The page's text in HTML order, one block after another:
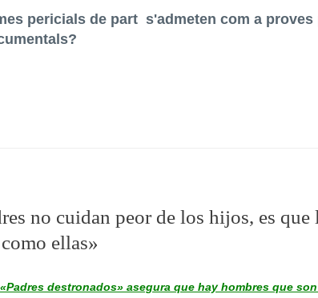
pericials de part s'admeten com a
no cuidan peor de los hijos, es que
ellas»
destronados» asegura que hay hombres que